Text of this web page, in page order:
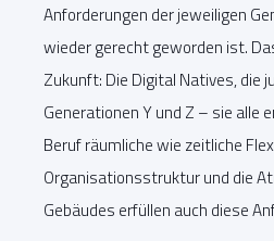
Anforderungen der jeweiligen
wieder gerecht geworden ist.
Zukunft: Die Digital Natives, die
Generationen Y und Z – sie alle
Beruf räumliche wie zeitliche
Organisationsstruktur und die
Gebäudes erfüllen auch diese